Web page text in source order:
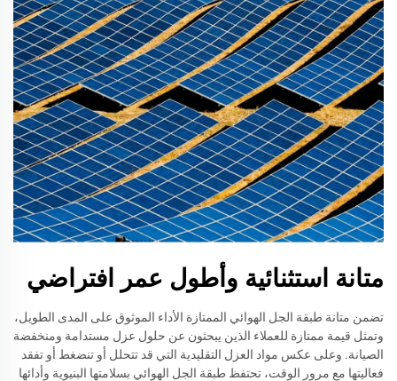
متانة استثنائية وأطول عمر افتراضي
تضمن متانة طبقة الجل الهوائي الممتازة الأداء الموثوق على المدى الطويل،
وتمثل قيمة ممتازة للعملاء الذين يبحثون عن حلول عزل مستدامة ومنخفضة
الصيانة. وعلى عكس مواد العزل التقليدية التي قد تتحلل أو تنضغط أو تفقد
فعاليتها مع مرور الوقت، تحتفظ طبقة الجل الهوائي بسلامتها البنيوية وأدائها